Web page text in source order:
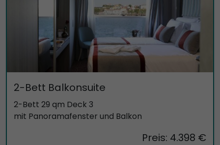
2-Bett Balkonsuite
2-Bett 29 qm Deck 3
mit Panoramafenster und Balkon
Preis: 4.398 €